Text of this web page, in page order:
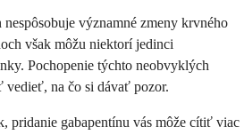
významné zmeny krvného
však môžu niektorí jedinci
Pochopenie týchto neobvyklých
vedieť, na čo si dávať pozor.
pridanie gabapentínu vás môže cítiť viac